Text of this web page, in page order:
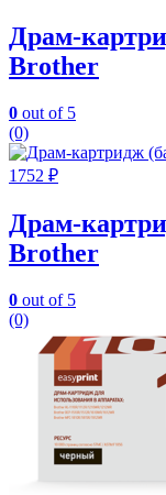
Драм-
Brother
0 out of 5
(0)
1752 ₽
Драм-
Brother
0 out of 5
(0)